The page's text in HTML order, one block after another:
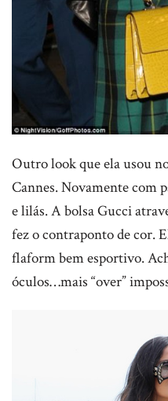
Outro look que ela usou
Cannes. Novamente com
e lilás. A bolsa Gucci
fez o contraponto de cor.
flaform bem esportivo.
óculos…mais “over”